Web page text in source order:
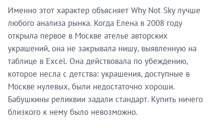
Именно этот характер объясняет Why Not Sky лучше
любого анализа рынка. Когда Елена в 2008 году
открыла первое в Москве ателье авторских
украшений, она не закрывала нишу, выявленную на
таблице в Excel. Она действовала по убеждению,
которое несла с детства: украшения, доступные в
Москве нулевых, были недостаточно хороши.
Бабушкины реликвии задали стандарт. Купить ничего
близкого к нему было невозможно.